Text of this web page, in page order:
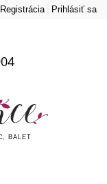
Registrácia Prihlásiť sa
BALET